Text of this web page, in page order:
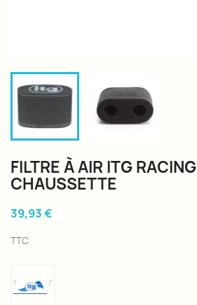
FILTRE À AIR ITG RACING
CHAUSSETTE
39,93 €
TTC